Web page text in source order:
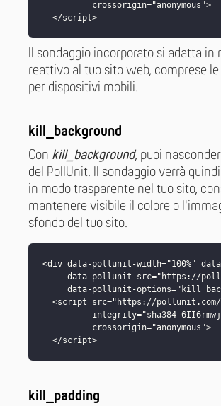
          crossorigin="anonymous">
  </script>
Il sondaggio incorporato si adatta in
reattivo al tuo sito web, comprese
per dispositivi mobili.
kill_background
Con kill_background, puoi
del PollUnit. Il sondaggio verrà
in modo trasparente nel tuo sito,
mantenere visibile il colore o
sfondo del tuo sito.
<div data-pollunit-width="100%"
data-pollunit-src="https://
data-pollunit-
<script src="https://
integrity="sha384-
          crossorigin="anonymous">
  </script>
kill_padding